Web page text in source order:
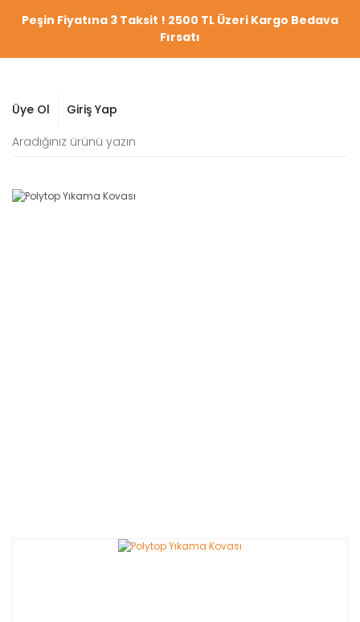
Peşin Fiyatına 3 Taksit ! 2500 TL Üzeri Kargo Bedava
Fırsatı
Üye Ol Giriş Yap